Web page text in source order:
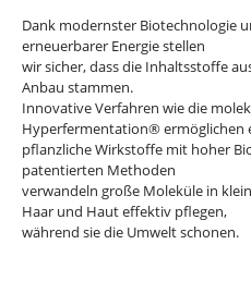
Dank modernster Biotechnologie
erneuerbarer Energie stellen
wir sicher, dass die Inhaltsstoffe
Anbau stammen.
Innovative Verfahren wie die
Hyperfermentation® ermöglichen
pflanzliche Wirkstoffe mit hoher
patentierten Methoden
verwandeln große Moleküle in
Haar und Haut effektiv pflegen,
während sie die Umwelt schonen.